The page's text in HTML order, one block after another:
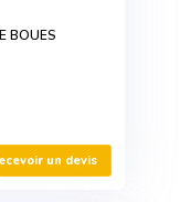
BOUES
un devis